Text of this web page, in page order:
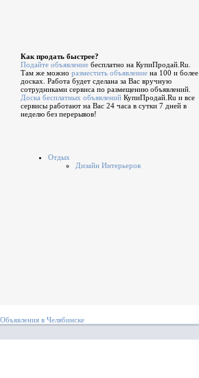
Как продать быстрее?
Подайте объявление бесплатно на КупиПродай.Ru.
Там же можно разместить объявление на 100 и более
досках. Работа будет сделана за Вас вручную
сотрудниками сервиса по размещению объявлений.
Доска бесплатных объявлений КупиПродай.Ru и все
сервисы работают на Вас 24 часа в сутки 7 дней в
неделю без перерывов!
Отдых
Дизайн Интерьеров
Объявления в Челябинске